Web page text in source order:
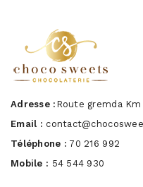
Adresse : Route gremda
Email :
Téléphone : 70 216 992
Mobile : 54 544 930